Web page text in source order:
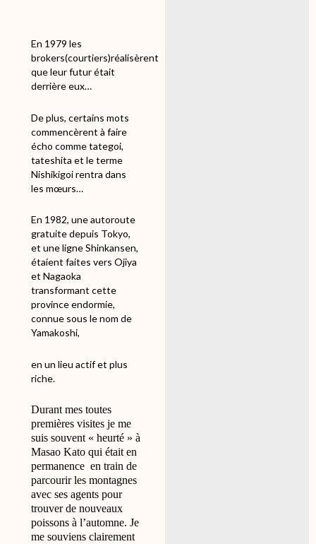
En 1979 les
brokers(courtiers)réalisèrent
que leur futur était
derrière eux…
De plus, certains mots
commencèrent à faire
écho comme tategoi,
tateshita et le terme
Nishikigoi rentra dans
les mœurs…
En 1982, une autoroute
gratuite depuis Tokyo,
et une ligne Shinkansen,
étaient faites vers Ojiya
et Nagaoka
transformant cette
province endormie,
connue sous le nom de
Yamakoshi,
en un lieu actif et plus
riche.
Durant mes toutes
premières visites je me
suis souvent « heurté » à
Masao Kato qui était en
permanence en train de
parcourir les montagnes
avec ses agents pour
trouver de nouveaux
poissons à l’automne. Je
me souviens clairement